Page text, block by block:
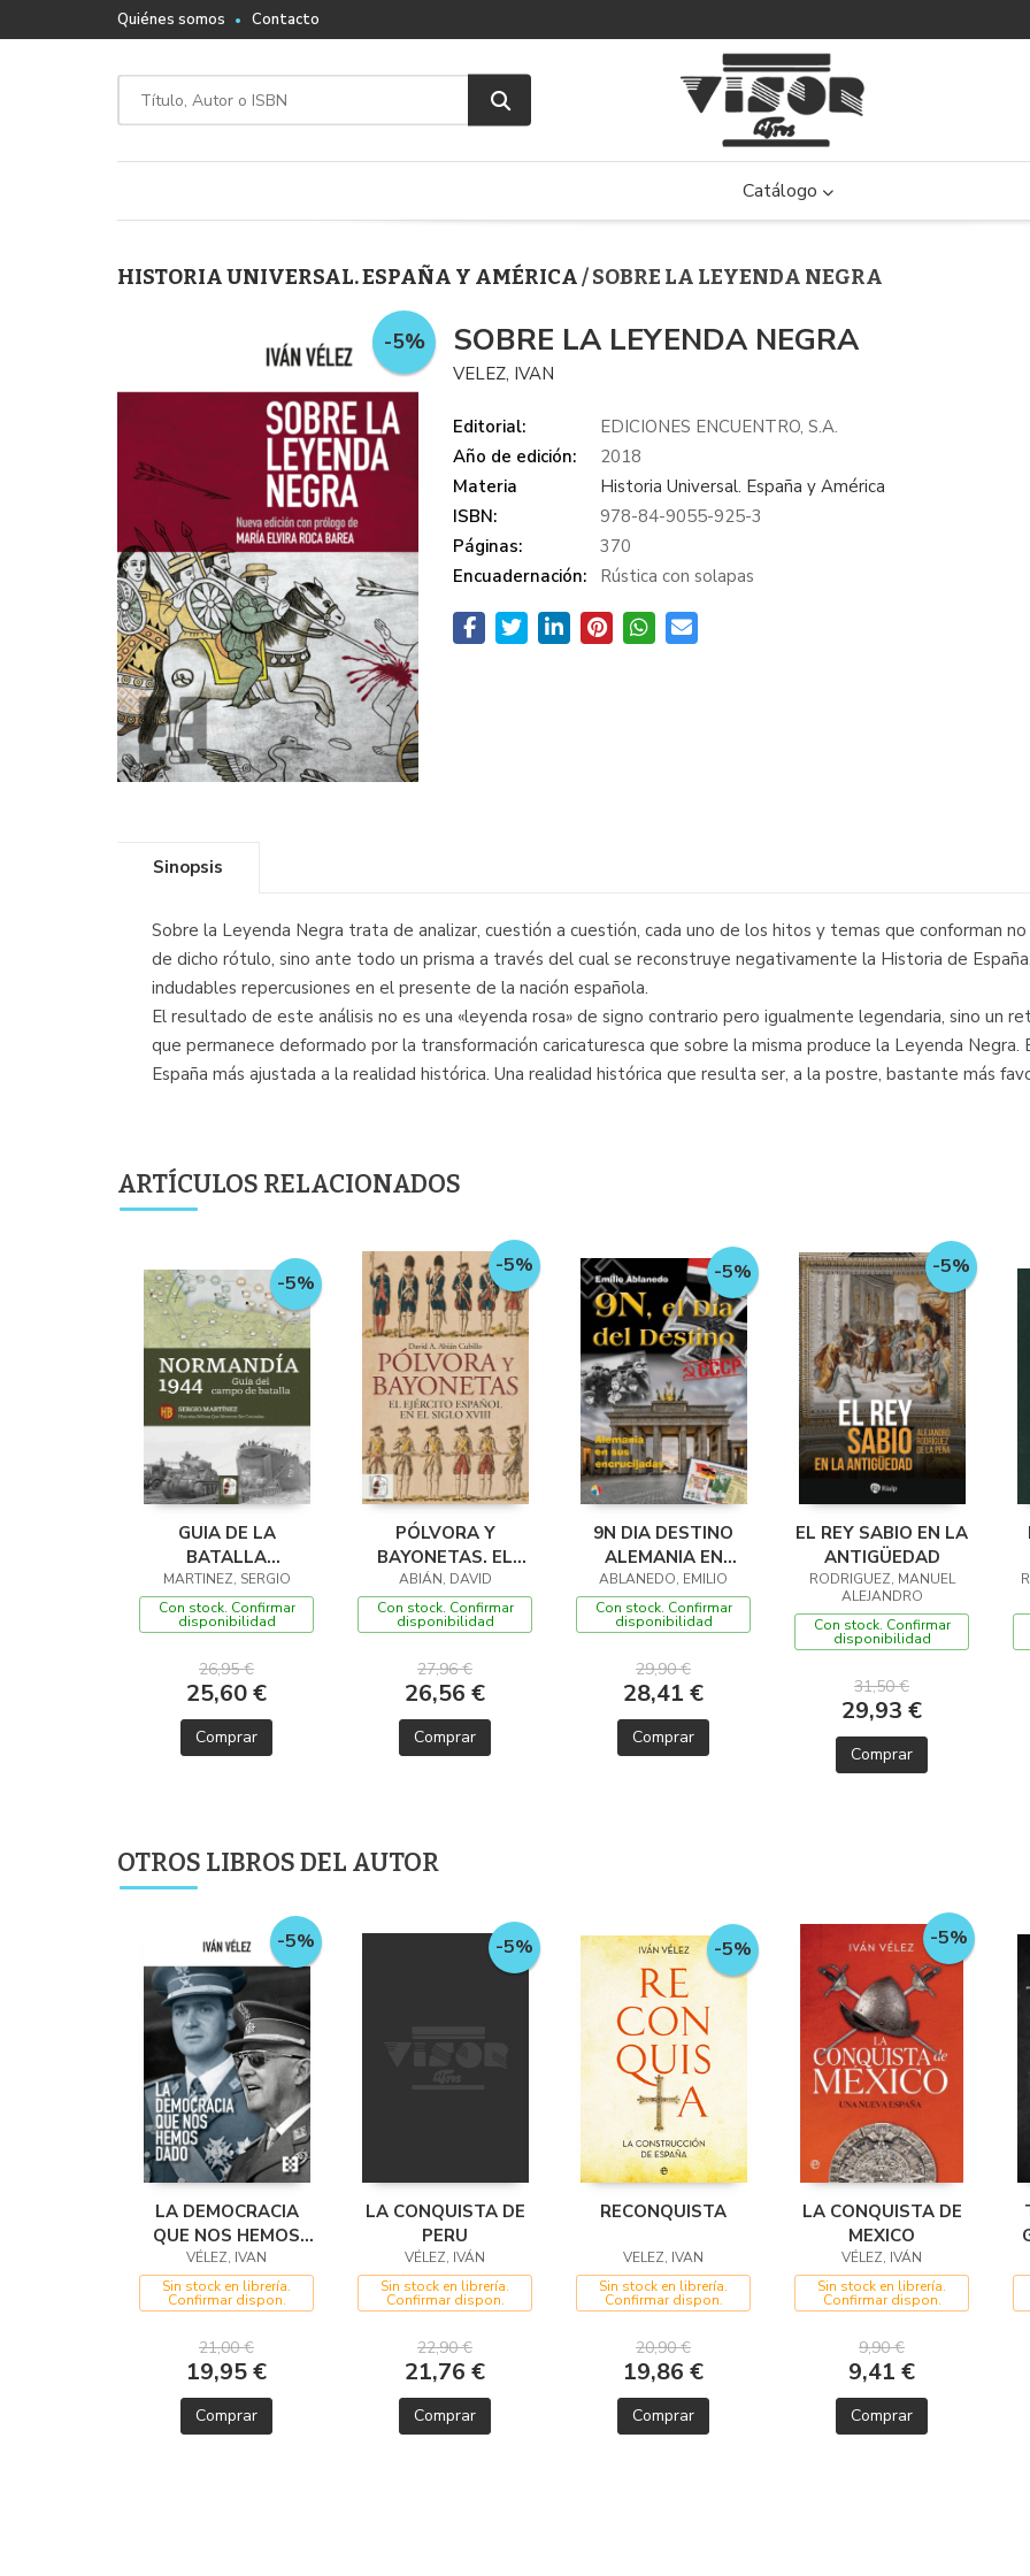
Quiénes somos Contacto
Catálogo
HISTORIA UNIVERSAL. ESPAÑA Y AMÉRICA/ SOBRE LA LEYENDA NEGRA
-5% SOBRE LA LEYENDA NEGRA
VELEZ, IVAN
Editorial:
EDICIONES ENCUENTRO, S.A.
Año de edición:
2018
Materia
Historia Universal. España y América
ISBN:
978-84-9055-925-3
Páginas:
370
Encuadernación:
Rústica con solapas
Sinopsis
Sobre la Leyenda Negra trata de analizar, cuestión a cuestión, cada uno de los hitos y temas que conforman
de dicho rótulo, sino ante todo un prisma a través del cual se reconstruye negativamente la Historia de
indudables repercusiones en el presente de la nación española.
El resultado de este análisis no es una «leyenda rosa» de signo contrario pero igualmente legendaria, sino un
que permanece deformado por la transformación caricaturesca que sobre la misma produce la Leyenda
España más ajustada a la realidad histórica. Una realidad histórica que resulta ser, a la postre, bastante más
ARTÍCULOS RELACIONADOS
-5%
GUIA DE LA
BATALLA
NORMANDIA 1944
MARTINEZ, SERGIO
Con stock. Confirmar
disponibilidad
26,95 €
25,60 €
Comprar
-5%
PÓLVORA Y
BAYONETAS. EL
EJÉRCITO ESPAÑOL
EN EL SIGLO XVIII
ABIÁN, DAVID
Con stock. Confirmar
disponibilidad
27,96 €
26,56 €
Comprar
-5%
9N DIA DESTINO
ALEMANIA EN
ENCRUCIJADAS
ABLANEDO, EMILIO
Con stock. Confirmar
disponibilidad
29,90 €
28,41 €
Comprar
-5%
EL REY SABIO EN LA
ANTIGÜEDAD
RODRIGUEZ, MANUEL
ALEJANDRO
Con stock. Confirmar
disponibilidad
31,50 €
29,93 €
Comprar
OTROS LIBROS DEL AUTOR
-5%
LA DEMOCRACIA
QUE NOS HEMOS
DADO
VÉLEZ, IVAN
Sin stock en librería.
Confirmar dispon.
21,00 €
19,95 €
Comprar
-5%
LA CONQUISTA DE
PERU
VÉLEZ, IVÁN
Sin stock en librería.
Confirmar dispon.
22,90 €
21,76 €
Comprar
-5%
RECONQUISTA
VELEZ, IVAN
Sin stock en librería.
Confirmar dispon.
20,90 €
19,86 €
Comprar
-5%
LA CONQUISTA DE
MEXICO
VÉLEZ, IVÁN
Sin stock en librería.
Confirmar dispon.
9,90 €
9,41 €
Comprar